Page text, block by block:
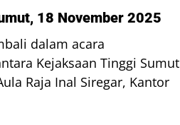
18 November 2025
dalam acara
Kejaksaan Tinggi Sumut
Raja Inal Siregar, Kantor